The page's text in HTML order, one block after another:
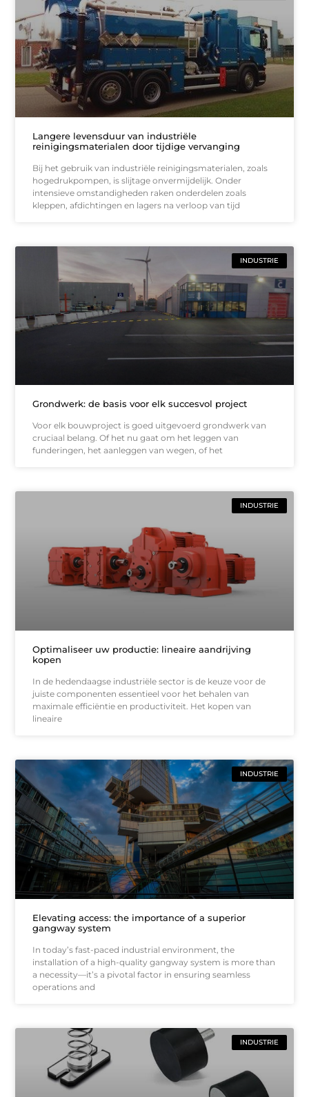
Langere levensduur van industriële
reinigingsmaterialen door tijdige vervanging
Bij het gebruik van industriële reinigingsmaterialen, zoals
hogedrukpompen, is slijtage onvermijdelijk. Onder
intensieve omstandigheden raken onderdelen zoals
kleppen, afdichtingen en lagers na verloop van tijd
INDUSTRIE
Grondwerk: de basis voor elk succesvol project
Voor elk bouwproject is goed uitgevoerd grondwerk van
cruciaal belang. Of het nu gaat om het leggen van
funderingen, het aanleggen van wegen, of het
INDUSTRIE
Optimaliseer uw productie: lineaire aandrijving
kopen
In de hedendaagse industriële sector is de keuze voor de
juiste componenten essentieel voor het behalen van
maximale efficiëntie en productiviteit. Het kopen van
lineaire
INDUSTRIE
Elevating access: the importance of a superior
gangway system
In today’s fast-paced industrial environment, the
installation of a high-quality gangway system is more than
a necessity—it’s a pivotal factor in ensuring seamless
operations and
INDUSTRIE